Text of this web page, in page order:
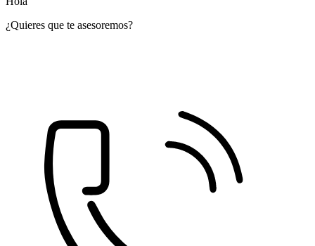
¿Quieres que te asesoremos?